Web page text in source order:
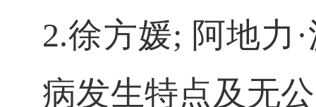
2.徐方媛; 阿地力
病发生特点及无